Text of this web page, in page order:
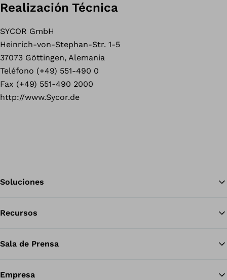
Realización Técnica
SYCOR GmbH
Heinrich-von-Stephan-Str. 1-5
37073 Göttingen, Alemania
Teléfono (+49) 551-490 0
Fax (+49) 551-490 2000
http://www.Sycor.de
Soluciones
Recursos
Sala de Prensa
Empresa